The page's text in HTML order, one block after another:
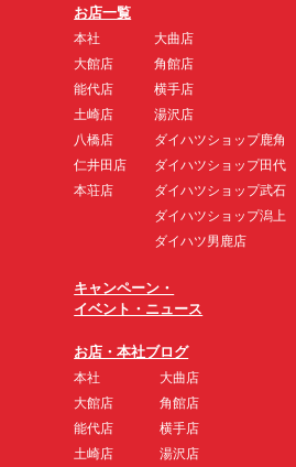
お店一覧
本社
大館店
能代店
土崎店
八橋店
仁井田店
本荘店
大曲店
角館店
横手店
湯沢店
ダイハツショップ鹿角
ダイハツショップ田代
ダイハツショップ武石
ダイハツショップ潟上
ダイハツ男鹿店
キャンペーン・
イベント・ニュース
お店・本社ブログ
本社
大館店
能代店
土崎店
大曲店
角館店
横手店
湯沢店